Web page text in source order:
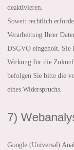
deaktivieren.
Soweit rechtlich
Verarbeitung Ihrer
DSGVO eingeholt.
Wirkung für die
befolgen Sie bitte die
eines Widerspruchs.
7)
Google (Universal)